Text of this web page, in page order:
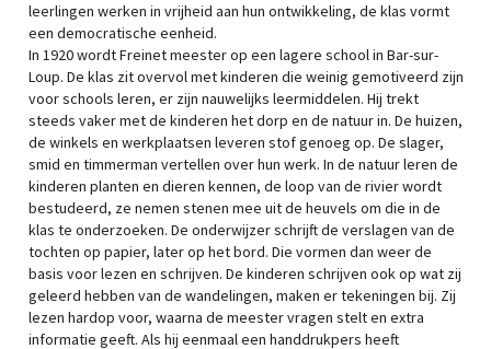
leerlingen werken in vrijheid aan hun ontwikkeling, de klas vormt
een democratische eenheid.
In 1920 wordt Freinet meester op een lagere school in Bar-sur-
Loup. De klas zit overvol met kinderen die weinig gemotiveerd zijn
voor schools leren, er zijn nauwelijks leermiddelen. Hij trekt
steeds vaker met de kinderen het dorp en de natuur in. De huizen,
de winkels en werkplaatsen leveren stof genoeg op. De slager,
smid en timmerman vertellen over hun werk. In de natuur leren de
kinderen planten en dieren kennen, de loop van de rivier wordt
bestudeerd, ze nemen stenen mee uit de heuvels om die in de
klas te onderzoeken. De onderwijzer schrijft de verslagen van de
tochten op papier, later op het bord. Die vormen dan weer de
basis voor lezen en schrijven. De kinderen schrijven ook op wat zij
geleerd hebben van de wandelingen, maken er tekeningen bij. Zij
lezen hardop voor, waarna de meester vragen stelt en extra
informatie geeft. Als hij eenmaal een handdrukpers heeft